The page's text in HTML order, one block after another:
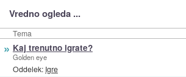
Vredno ogleda ...
Tema
» Kaj trenutno igrate?
Golden eye
Oddelek: Igre